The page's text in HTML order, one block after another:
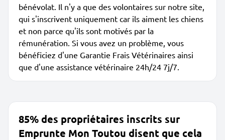
bénévolat. Il n'y a que des volontaires sur notre site,
qui s'inscrivent uniquement car ils aiment les chiens
et non parce qu'ils sont motivés par la
rémunération. Si vous avez un problème, vous
bénéficiez d'une Garantie Frais Vétérinaires ainsi
que d'une assistance vétérinaire 24h/24 7j/7.
85% des propriétaires inscrits sur
Emprunte Mon Toutou disent que cela